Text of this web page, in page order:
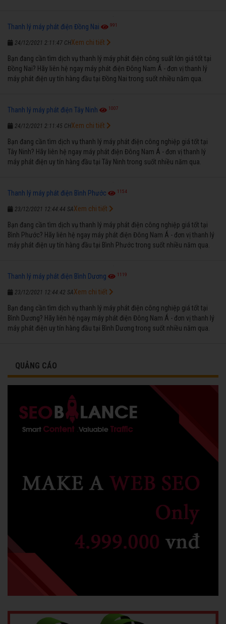
Thanh lý máy phát điện Đồng Nai 991
24/12/2021 2:11:47 CH
Bạn đang cần tìm dịch vụ thanh lý máy phát điện công suất lớn giá tốt tại
Đồng Nai? Hãy liên hệ ngay máy phát điện Đông Nam Á - đơn vị thanh lý
máy phát điện uy tín hàng đầu tại Đồng Nai trong suốt nhiều năm qua.
Xem chi tiết
Thanh lý máy phát điện Tây Ninh 1007
24/12/2021 2:11:45 CH
Bạn đang cần tìm dịch vụ thanh lý máy phát điện công nghiệp giá tốt tại
Tây Ninh? Hãy liên hệ ngay máy phát điện Đông Nam Á - đơn vị thanh lý
máy phát điện uy tín hàng đầu tại Tây Ninh trong suốt nhiều năm qua.
Xem chi tiết
Thanh lý máy phát điện Bình Phước 1154
23/12/2021 12:44:44 SA
Bạn đang cần tìm dịch vụ thanh lý máy phát điện công nghiệp giá tốt tại
Bình Phước? Hãy liên hệ ngay máy phát điện Đông Nam Á - đơn vị thanh lý
máy phát điện uy tín hàng đầu tại Bình Phước trong suốt nhiều năm qua.
Xem chi tiết
Thanh lý máy phát điện Bình Dương 1119
23/12/2021 12:44:42 SA
Bạn đang cần tìm dịch vụ thanh lý máy phát điện công nghiệp giá tốt tại
Bình Dương? Hãy liên hệ ngay máy phát điện Đông Nam Á - đơn vị thanh lý
máy phát điện uy tín hàng đầu tại Bình Dương trong suốt nhiều năm qua.
Xem chi tiết
QUẢNG CÁO